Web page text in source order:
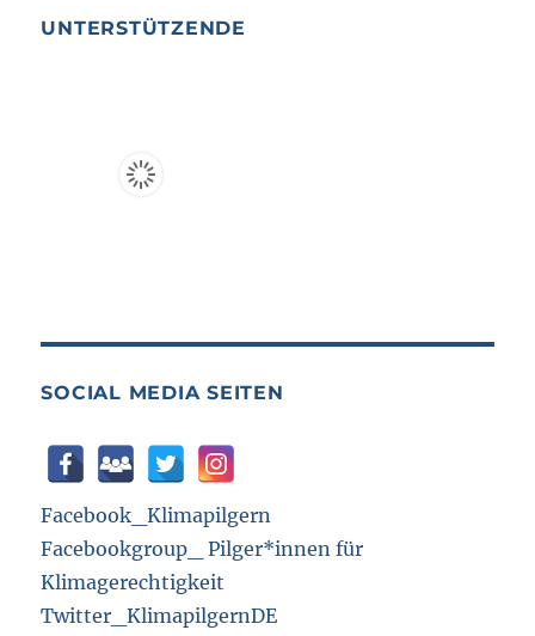
UNTERSTÜTZENDE
SOCIAL MEDIA SEITEN
Facebook_Klimapilgern
Facebookgroup_ Pilger*innen für
Klimagerechtigkeit
Twitter_KlimapilgernDE